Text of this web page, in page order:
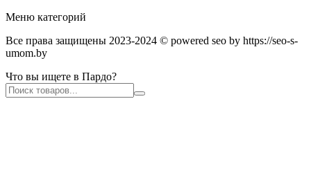
Меню категорий
Все права защищены 2023-2024 © powered seo by https://seo-s-
umom.by
Что вы ищете в Пардо?